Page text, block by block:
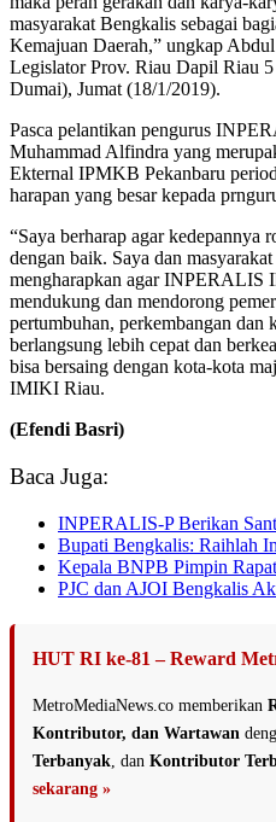
masyarakat Bengkalis sebagai
Kemajuan Daerah,” ungkap
Legislator Prov. Riau Dapil Riau
Dumai), Jumat (18/1/2019).
Pasca pelantikan pengurus
Muhammad Alfindra yang
Ekternal IPMKB Pekanbaru
harapan yang besar kepada
“Saya berharap agar kedepannya
dengan baik. Saya dan
mengharapkan agar INPERALIS
mendukung dan mendorong
pertumbuhan, perkembangan dan
berlangsung lebih cepat dan
bisa bersaing dengan kota-kota
IMIKI Riau.
(Efendi Basri)
Baca Juga:
INPERALIS-P Berikan
Bupati Bengkalis: Raihlah
Kepala BNPB Pimpin
PJC dan AJOI Bengkalis
HUT RI ke-81 – Reward
MetroMediaNews.co memberikan
Kontributor, dan Wartawan
Terbanyak , dan Kontributor
sekarang »